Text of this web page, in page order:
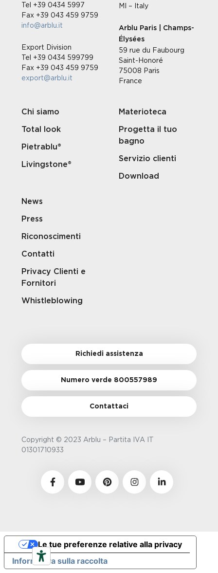
Tel +39 0434 5997
Fax +39 043 459 9759
info@arblu.it
Export Division
Tel +39 0434 599799
Fax +39 043 459 9759
export@arblu.it
MI – Italy
Arblu Paris | Champs-
Élysées
59 rue du Faubourg
Saint-Honoré
75008 Paris
France
Chi siamo
Total look
Pietrablu®
Livingstone®
Materioteca
Progetta il tuo
bagno
Servizio clienti
Download
News
Press
Riconoscimenti
Contatti
Privacy Clienti e
Fornitori
Whistleblowing
Richiedi assistenza
Numero verde 800557989
Contattaci
Copyright © 2023 Arblu – Partita IVA IT
01301710933
Informativa sulla raccolta
Le tue preferenze relative alla privacy